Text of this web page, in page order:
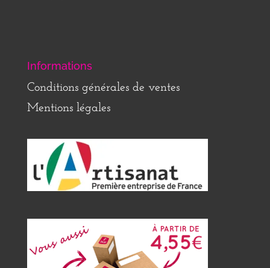
Informations
Conditions générales de ventes
Mentions légales